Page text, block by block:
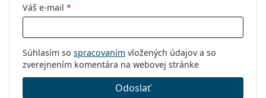
Váš e-mail *
Súhlasím so spracovaním vložených údajov a so
zverejnením komentára na webovej stránke
Odoslať